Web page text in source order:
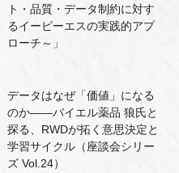
ト・品質・データ制約に対す
るイーピーエスの実践的アプ
ローチ～」
データはなぜ「価値」になる
のか——バイエル薬品 狼氏と
探る、RWDが拓く意思決定と
学習サイクル（座談会シリー
ズ Vol.24）